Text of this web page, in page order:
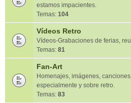
estamos impacientes.
Temas: 104
Vídeos Retro
Vídeos-Grabaciones de ferias,
Temas: 81
Fan-Art
Homenajes, imágenes,
especialmente y sobre retro.
Temas: 83